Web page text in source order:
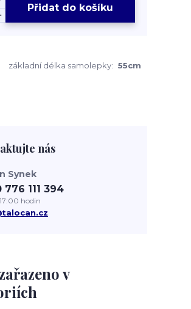
Přidat do košíku
základní délka samolepky: 55cm
v
nás
Synek
776 111 394
hodin